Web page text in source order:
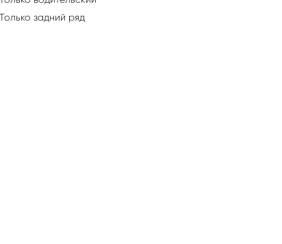
Только задний ряд